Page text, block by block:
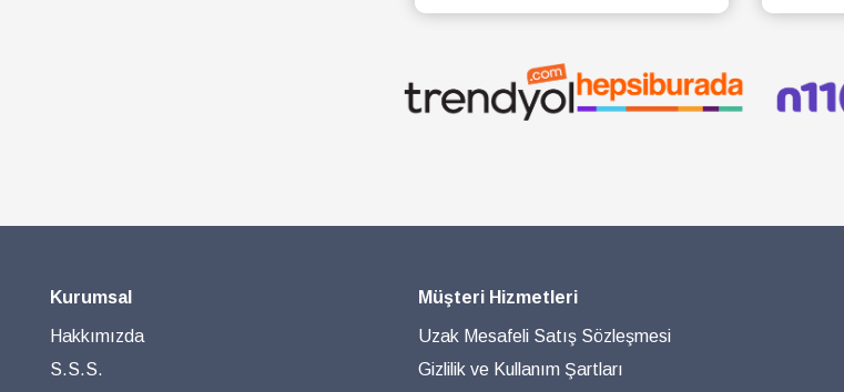
Kurumsal
Hakkımızda
S.S.S.
Müşteri Hizmetleri
Uzak Mesafeli Satış Sözleşmesi
Gizlilik ve Kullanım Şartları